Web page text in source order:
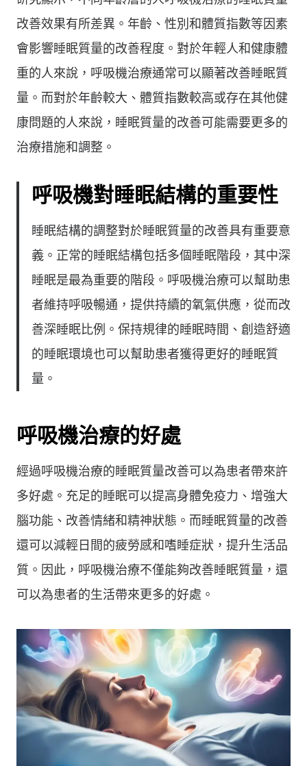
改善效果有所差異。年齡、性別和體質指數等因素
會影響睡眠質量的改善程度。對於年輕人和健康體
重的人來說，呼吸機治療通常可以顯著改善睡眠質
量。而對於年齡較大、體質指數較高或存在其他健
康問題的人來說，睡眠質量的改善可能需要更多的
治療措施和調整。
呼吸機對睡眠結構的重要性
睡眠結構的調整對於睡眠質量的改善具有重要意
義。正常的睡眠結構包括多個睡眠階段，其中深
睡眠是最為重要的階段。呼吸機治療可以幫助患
者維持呼吸暢通，提供持續的氧氣供應，從而改
善深睡眠比例。保持規律的睡眠時間、創造舒適
的睡眠環境也可以幫助患者獲得更好的睡眠質
量。
呼吸機治療的好處
經過呼吸機治療的睡眠質量改善可以為患者帶來許
多好處。充足的睡眠可以提高身體免疫力、增強大
腦功能、改善情緒和精神狀態。而睡眠質量的改善
還可以減輕日間的疲勞感和嗜睡症狀，提升生活品
質。因此，呼吸機治療不僅能夠改善睡眠質量，還
可以為患者的生活帶來更多的好處。